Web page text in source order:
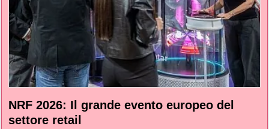
NRF 2026: Il grande evento europeo del
settore retail